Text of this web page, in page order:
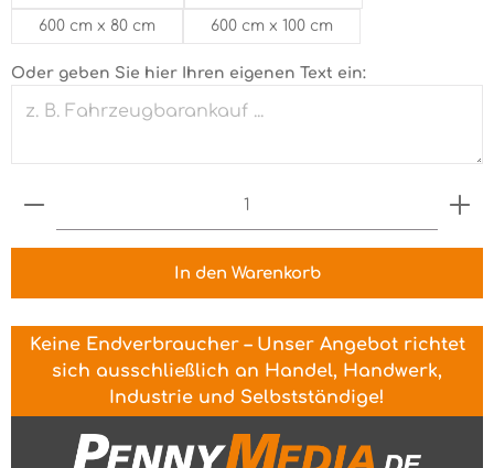
600 cm x 80 cm 600 cm x 100 cm
Oder geben Sie hier Ihren eigenen Text ein:
Produkt Anzahl: Gib den gewünschten Wert
In den Warenkorb
Keine Endverbraucher – Unser Angebot richtet
sich ausschließlich an Handel, Handwerk,
Industrie und Selbstständige!